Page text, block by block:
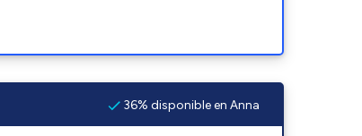
36% disponible en Anna